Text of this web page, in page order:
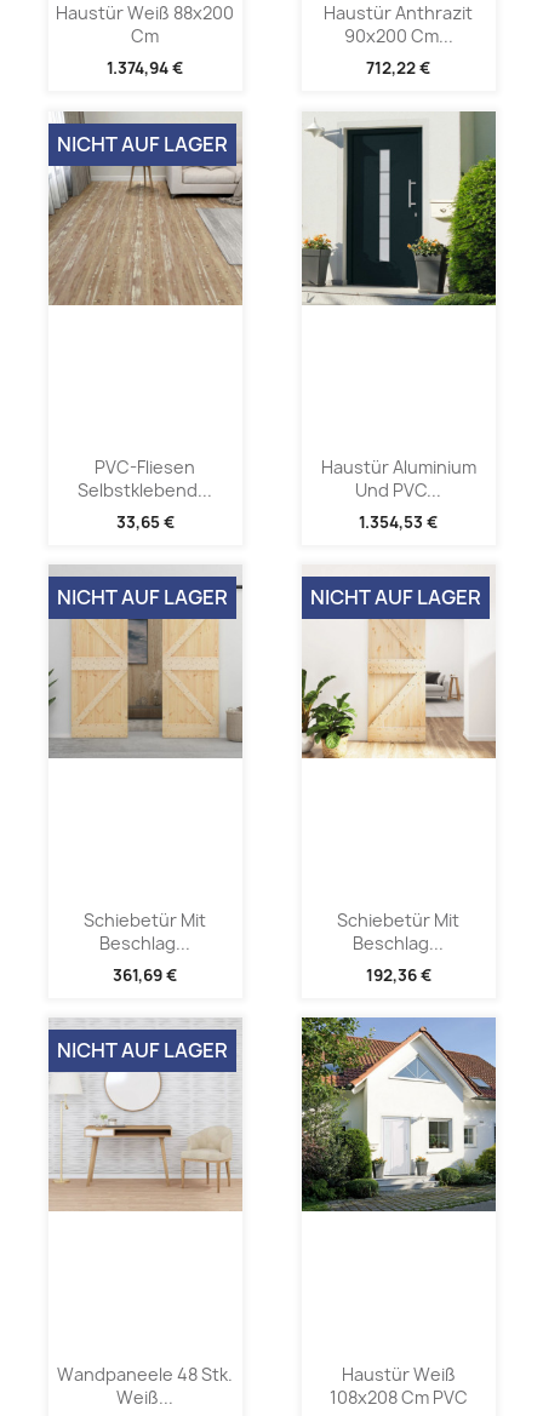
Haustür Weiß 88x200
Cm
1.374,94 €
Haustür Anthrazit
90x200 Cm...
712,22 €
PVC-Fliesen
Selbstklebend...
33,65 €
NICHT AUF LAGER
Haustür Aluminium
Und PVC...
1.354,53 €
Schiebetür Mit
Beschlag...
361,69 €
NICHT AUF LAGER
Schiebetür Mit
Beschlag...
192,36 €
NICHT AUF LAGER
Wandpaneele 48 Stk.
Weiß...
NICHT AUF LAGER
Haustür Weiß
108x208 Cm PVC